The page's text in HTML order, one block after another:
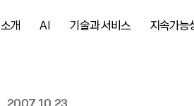
소개 AI 기술과 서비스 지속가능
2007.10.23